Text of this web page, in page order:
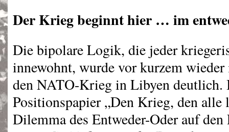
Der Krieg beginnt hier … im
Die bipolare Logik, die jeder
innewohnt, wurde vor kurzem
denNATO-Krieg in Libyen deutlich.
Positionspapier „Den Krieg, den alle
Dilemma des Entweder-Oder auf den